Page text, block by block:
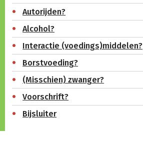
Autorijden?
Alcohol?
Interactie (voedings)middelen?
Borstvoeding?
(Misschien) zwanger?
Voorschrift?
Bijsluiter